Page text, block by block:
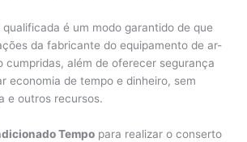
é um modo garantido de que
da fabricante do equipamento de ar-
cumpridas, além de oferecer segurança
economia de tempo e dinheiro, sem
e outros recursos.
Tempo para realizar o conserto